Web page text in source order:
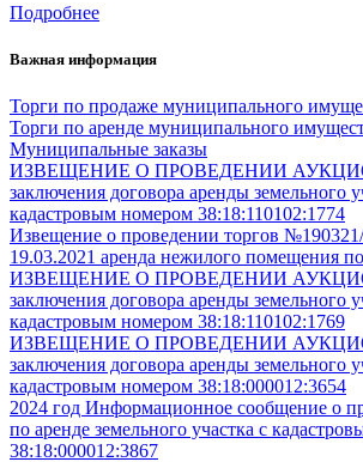
Подробнее
Важная информация
Торги по продаже муниципального
Торги по аренде муниципального
Муниципальные заказы
ИЗВЕЩЕНИЕ О ПРОВЕДЕНИИ
заключения договора аренды земельного
кадастровым номером 38:18:110102:1774
Извещение о проведении торгов
19.03.2021 аренда нежилого помещения
ИЗВЕЩЕНИЕ О ПРОВЕДЕНИИ
заключения договора аренды земельного
кадастровым номером 38:18:110102:1769
ИЗВЕЩЕНИЕ О ПРОВЕДЕНИИ
заключения договора аренды земельного
кадастровым номером 38:18:000012:3654
2024 год Информационное сообщение о
по аренде земельного участка с
38:18:000012:3867